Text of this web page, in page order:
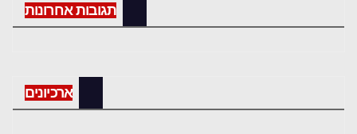
תגובות אחרונות
ארכיונים